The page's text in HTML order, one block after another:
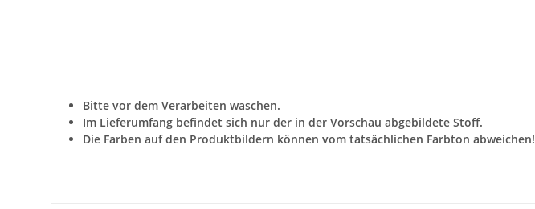
Bitte vor dem Verarbeiten waschen.
Im Lieferumfang befindet sich nur der in der Vorschau abgebildete Stoff.
Die Farben auf den Produktbildern können vom tatsächlichen Farbton abweichen!